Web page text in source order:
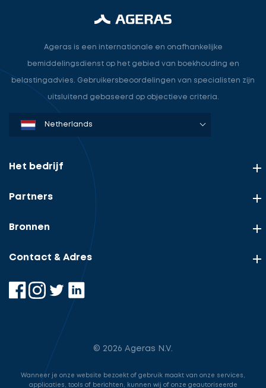
Ageras is een internationale en onafhankelijke
bemiddelingsdienst op het gebied van boekhouding en
belastingadvies. Gebruikersbeoordelingen van specialisten zijn
uitsluitend gebaseerd op objectieve criteria.
Denmark
Sweden
Norway
Netherlands
Germany
USA
Het bedrijf
Partners
Bronnen
Contact & Adres
© 2026 Ageras N.V.
Wanneer je onze website bezoekt of gebruik maakt van onze services,
applicaties, tools of berichten, kunnen wij of onze geautoriseerde